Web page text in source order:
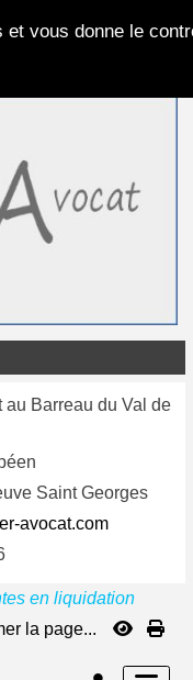
Barreau du Val de
Saint Georges
avocat.com
en liquidation
la page...
vous donne le